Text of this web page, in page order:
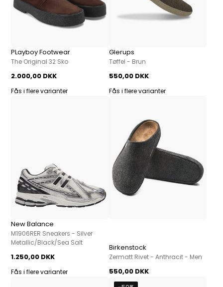
PLayboy Footwear
The Original 32 Sko
2.000,00 DKK
Fås i flere varianter
Glerups
Tøffel - Brun
550,00 DKK
Fås i flere varianter
New Balance
M1906RER Sneakers - Silver
Metallic/Black/Sea Salt
1.250,00 DKK
Fås i flere varianter
Birkenstock
Zermatt Rivet - Anthracit - Men
550,00 DKK